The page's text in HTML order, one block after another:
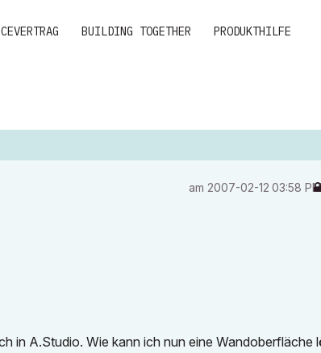
BUILDING TOGETHER PRODUKTHILFE
am ‎2007-02-12 03:58 PM
in A.Studio. Wie kann ich nun eine Wandoberfläche